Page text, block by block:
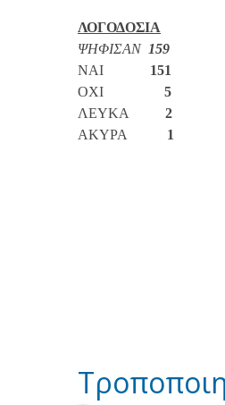
ΛΟΓΟΔΟΣΙΑ
ΨΗΦΙΣΑΝ 159
ΝΑΙ 151
ΟΧΙ 5
ΛΕΥΚΑ 2
ΑΚΥΡΑ 1